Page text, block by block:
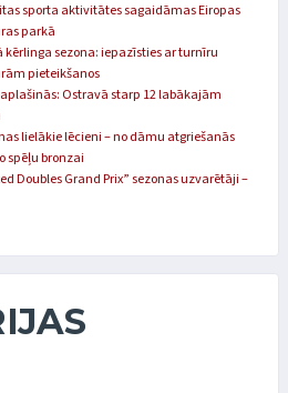
sporta aktivitātes sagaidāmas Eiropas
parkā
sezona: iepazīsties ar turnīru
pieteikšanos
Ostravā starp 12 labākajām
lielākie lēcieni – no dāmu atgriešanās
spēļu bronzai
Doubles Grand Prix” sezonas uzvarētāji –